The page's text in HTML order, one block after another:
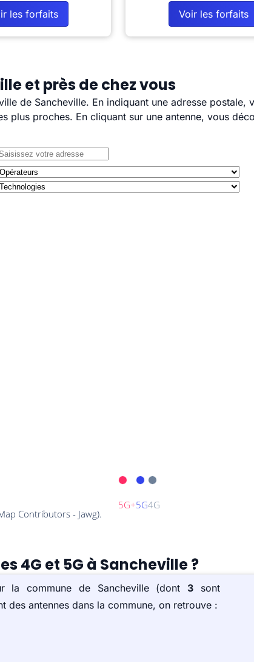
les forfaits Voir les forfaits
et près de chez vous
de Sancheville. En indiquant une adresse
plus proches. En cliquant sur une antenne, vous
4G et 5G à Sancheville ?
la commune de Sancheville (dont3 sont
des antennes dans la commune, on retrouve :